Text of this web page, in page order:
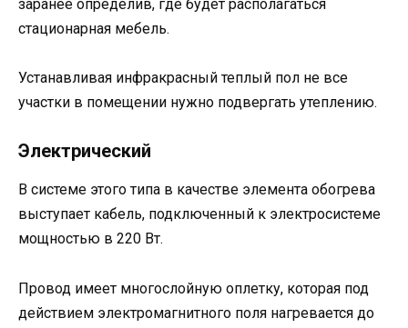
заранее определив, где будет располагаться
стационарная мебель.
Устанавливая инфракрасный теплый пол не все
участки в помещении нужно подвергать утеплению.
Электрический
В системе этого типа в качестве элемента обогрева
выступает кабель, подключенный к электросистеме
мощностью в 220 Вт.
Провод имеет многослойную оплетку, которая под
действием электромагнитного поля нагревается до